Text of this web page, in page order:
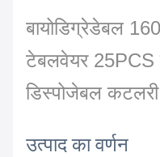
बायोडिग्रेडेबल
टेबलवेयर
डिस्पोजेबल कटलरी
उत्पाद का वर्णन